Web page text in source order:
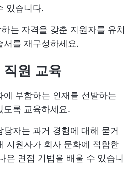
있습니다.
는 자격을 갖춘 지원자를 유치
서를 재구성하세요.
원 교육
에 부합하는 인재를 선발하는
도록 교육하세요.
당자는 과거 경험에 대해 묻거
지원자가 회사 문화에 적합한
은 면접 기법을 배울 수 있습니